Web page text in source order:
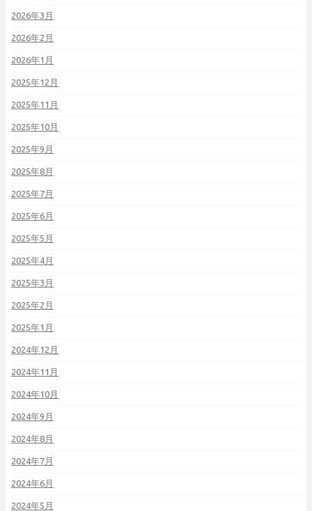
2026年3月
2026年2月
2026年1月
2025年12月
2025年11月
2025年10月
2025年9月
2025年8月
2025年7月
2025年6月
2025年5月
2025年4月
2025年3月
2025年2月
2025年1月
2024年12月
2024年11月
2024年10月
2024年9月
2024年8月
2024年7月
2024年6月
2024年5月